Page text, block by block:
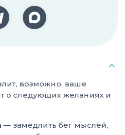
возможно, ваше
о следующих желаниях и
— замедлить бег мыслей,